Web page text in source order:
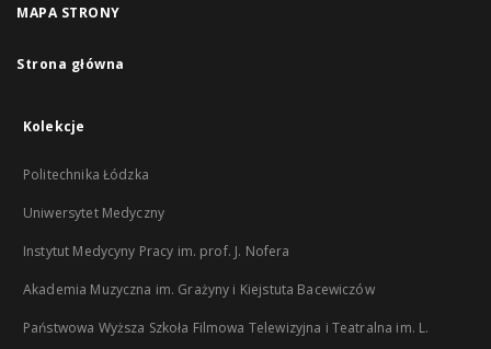
MAPA STRONY
Strona główna
Kolekcje
Politechnika Łódzka
Uniwersytet Medyczny
Instytut Medycyny Pracy im. prof. J. Nofera
Akademia Muzyczna im. Grażyny i Kiejstuta Bacewiczów
Państwowa Wyższa Szkoła Filmowa Telewizyjna i Teatralna im. L.